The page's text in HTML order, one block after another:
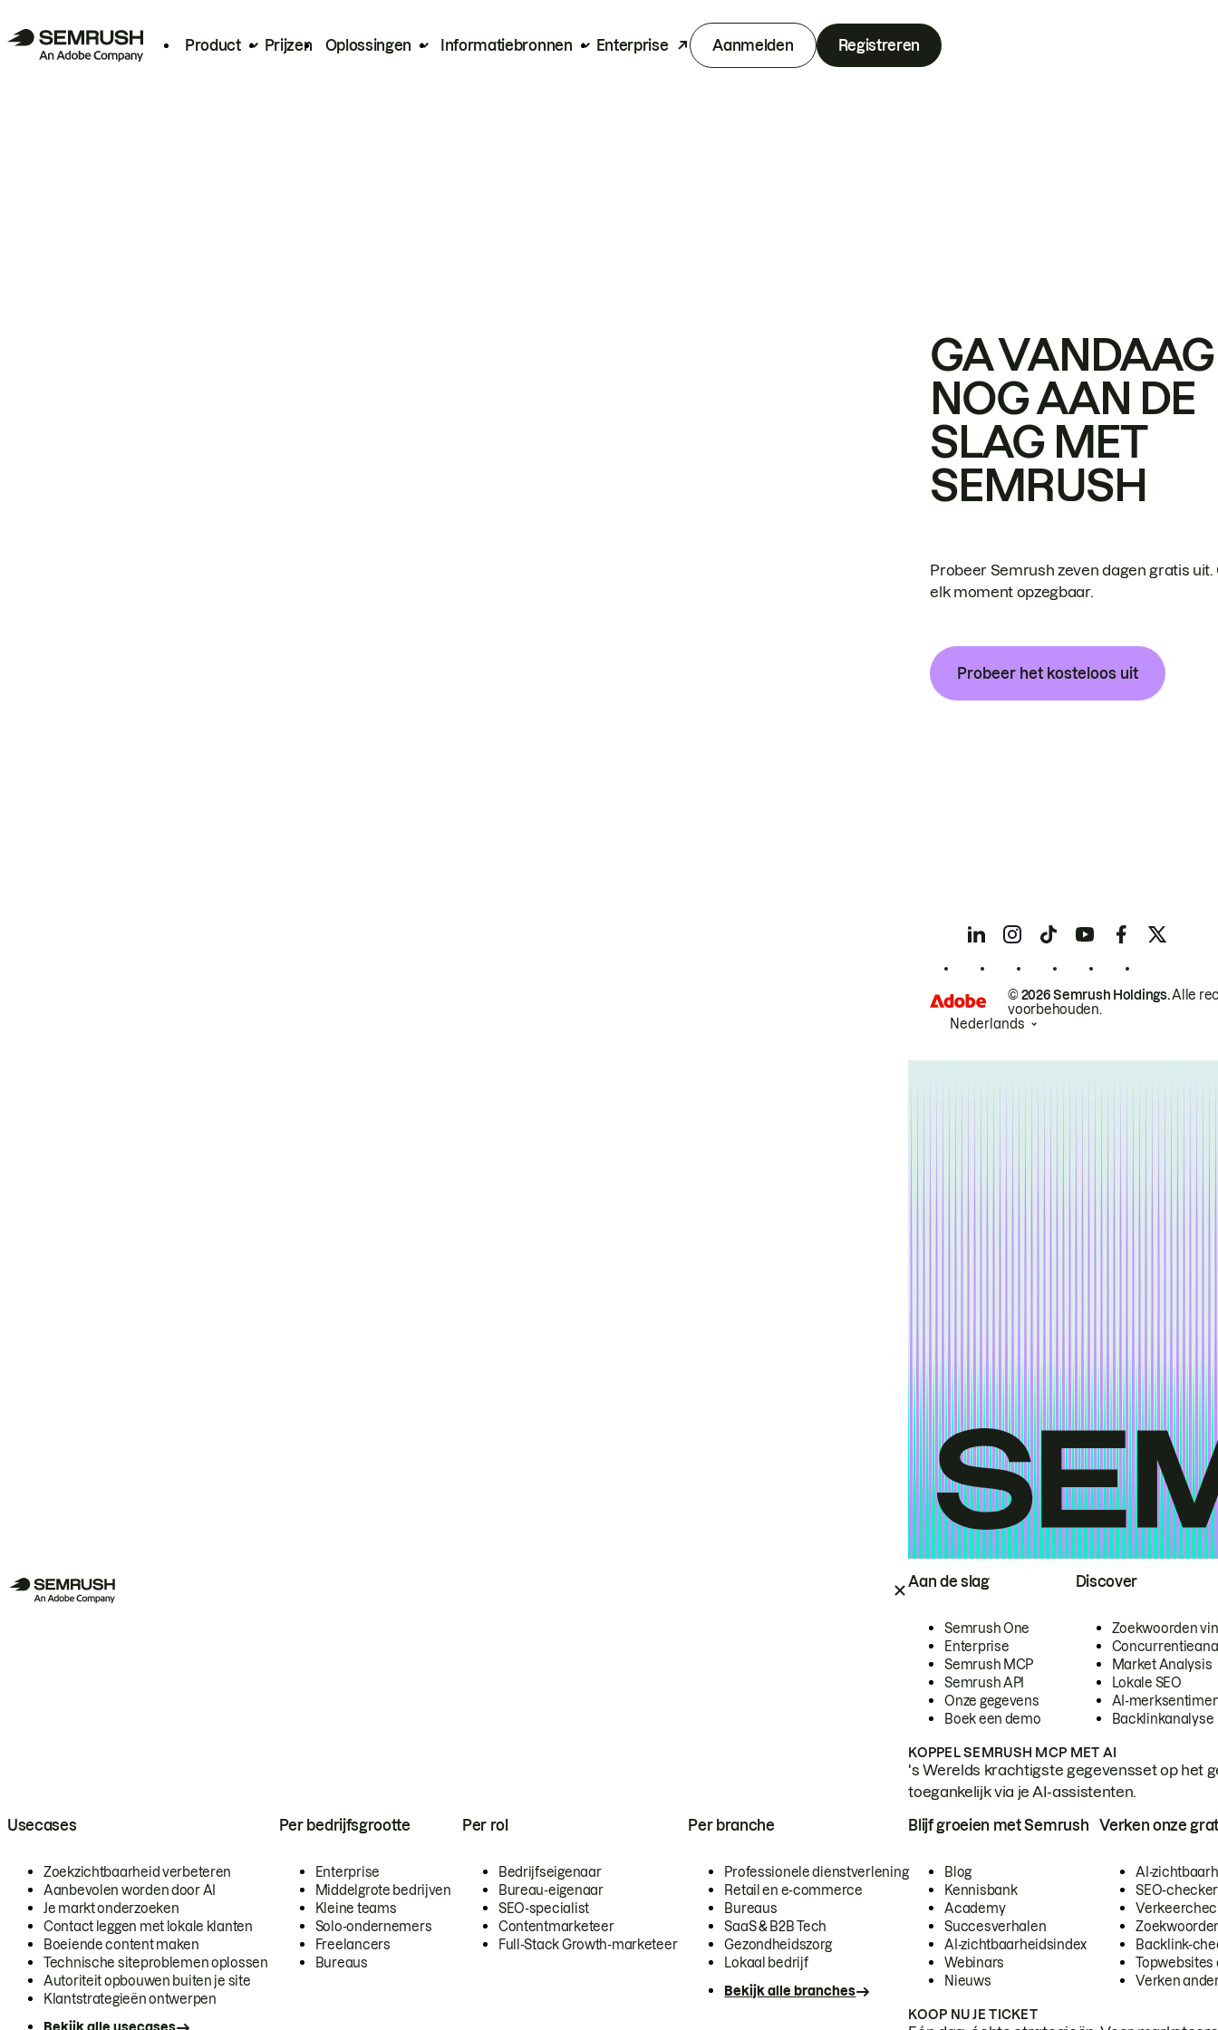
Product Prijzen Oplossingen Informatiebronnen Enterprise Aanmelden Registreren
Aan de slag
Semrush One
Enterprise
Semrush MCP
Semrush API
Onze gegevens
Boek een demo
Discover
Zoekwoorden
Market Analysis
Lokale SEO
AI-
Backlinkanalyse
KOPPEL SEMRUSH MCP MET AI
's Werelds krachtigste gegevensset op het
toegankelijk via je AI-assistenten.
Usecases
Zoekzichtbaarheid verbeteren
Aanbevolen worden door AI
Je markt onderzoeken
Contact leggen met lokale klanten
Boeiende content maken
Technische siteproblemen oplossen
Autoriteit opbouwen buiten je site
Klantstrategieën ontwerpen
Per bedrijfsgrootte
Enterprise
Middelgrote bedrijven
Kleine teams
Solo-ondernemers
Freelancers
Bureaus
Per rol
Bedrijfseigenaar
Bureau-eigenaar
SEO-specialist
Contentmarketeer
Full-Stack Growth-marketeer
Per branche
Professionele dienstverlening
Retail en e-commerce
Bureaus
SaaS & B2B Tech
Gezondheidszorg
Lokaal bedrijf
Bekijk alle branches
Blijf groeien met Semrush
Blog
Kennisbank
Academy
Succesverhalen
AI-zichtbaarheidsindex
Webinars
Nieuws
Verken onze
AI-
SEO-checker
Backlink-
Topwebsites
Verken
KOOP NU JE TICKET
GA VANDAAG
NOG AAN DE
SLAG MET
SEMRUSH
Probeer Semrush zeven dagen gratis uit.
elk moment opzegbaar.
Probeer het kosteloos uit
© 2026 Semrush Holdings.Alle
voorbehouden.
Nederlands